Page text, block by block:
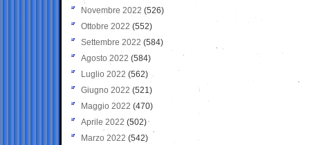
Novembre 2022 (526)
Ottobre 2022 (552)
Settembre 2022 (584)
Agosto 2022 (584)
Luglio 2022 (562)
Giugno 2022 (521)
Maggio 2022 (470)
Aprile 2022 (502)
Marzo 2022 (542)